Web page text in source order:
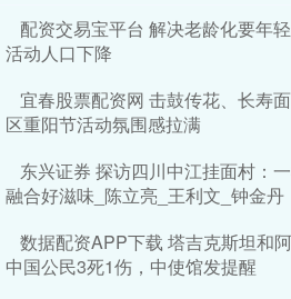
配资交易宝平台 解决老龄化要年
活动人口下降
宜春股票配资网 击鼓传花、长
区重阳节活动氛围感拉满
东兴证券 探访四川中江挂面村：
融合好滋味_陈立亮_王利文_钟金丹
数据配资APP下载 塔吉克斯坦和
中国公民3死1伤，中使馆发提醒